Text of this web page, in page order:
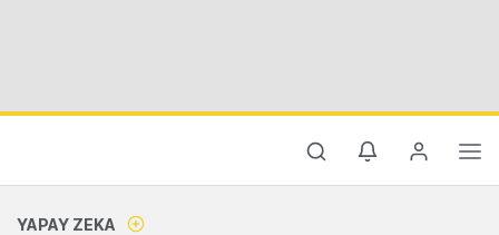
YAPAY ZEKA